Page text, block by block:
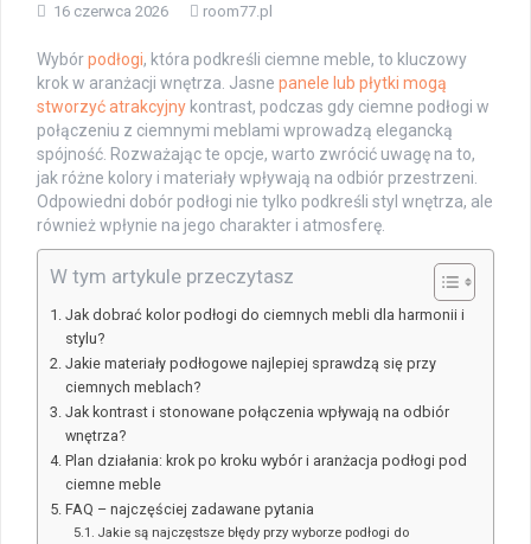
16 czerwca 2026 room77.pl
Wybórpodłogi, która podkreśli ciemne meble, to kluczowy
krok w aranżacji wnętrza. Jasne panele lub płytki mogą
stworzyć atrakcyjny kontrast, podczas gdy ciemne podłogi w
połączeniu z ciemnymi meblami wprowadzą elegancką
spójność. Rozważając te opcje, warto zwrócić uwagę na to,
jak różne kolory i materiały wpływają na odbiór przestrzeni.
Odpowiedni dobór podłogi nie tylko podkreśli styl wnętrza, ale
również wpłynie na jego charakter i atmosferę.
W tym artykule przeczytasz
Jak dobrać kolor podłogi do ciemnych mebli dla harmonii i
stylu?
Jakie materiały podłogowe najlepiej sprawdzą się przy
ciemnych meblach?
Jak kontrast i stonowane połączenia wpływają na odbiór
wnętrza?
Plan działania: krok po kroku wybór i aranżacja podłogi pod
ciemne meble
FAQ – najczęściej zadawane pytania
Jakie są najczęstsze błędy przy wyborze podłogi do